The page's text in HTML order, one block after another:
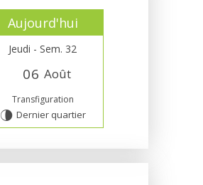
Aujourd'hui
Jeudi - Sem. 32
06 Août
Transfiguration
U Dernier quartier